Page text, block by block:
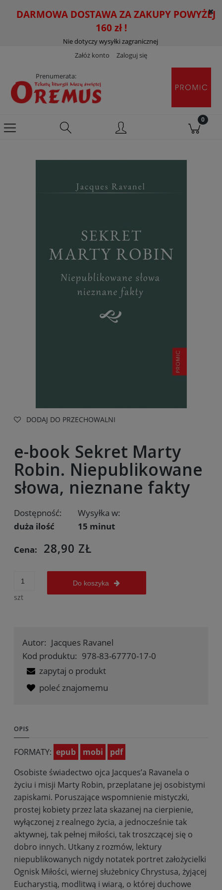
DARMOWA DOSTAWA ZA ZAKUPY POWYŻEJ
160 zł !
Nie dotyczy wysyłki zagranicznej
Załóż konto
Zaloguj się
Prenumerata:
DODAJ DO PRZECHOWALNI
e-book Sekret Marty
Robin. Niepublikowane
słowa, nieznane fakty
Dostępność:
duża ilość
Wysyłka w:
15 minut
Cena: 28,90 ZŁ
szt
Do koszyka
Autor: Jacques Ravanel
Kod produktu: 978-83-67770-17-0
zapytaj o produkt
poleć znajomemu
OPIS
FORMATY: epub mobi
pdf
Osobiste świadectwo ojca Jacques’a Ravanela o
życiu i misji Marty Robin, przeplatane jej osobistymi
zapiskami. Poruszające wspomnienie mistyczki,
prostej kobiety przez lata skazanej na cierpienie,
wyłączonej z realnego życia, a jednocześnie tak
aktywnej, tak pełnej miłości, tak troszczącej się o
dobro innych. Utkany z rozmów, lektury
niepublikowanych nigdy notatek portret założycielki
Ognisk Miłości, wiernej służebnicy Chrystusa, żyjącej
Eucharystią, modlitwą i wiarą, o której duchowe